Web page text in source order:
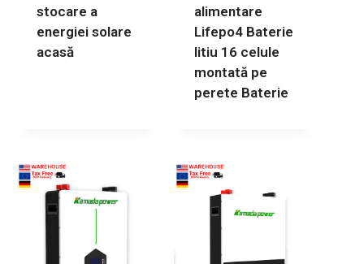
stocare a
energiei solare
acasă
alimentare
Lifepo4 Baterie
litiu 16 celule
montată pe
perete Baterie